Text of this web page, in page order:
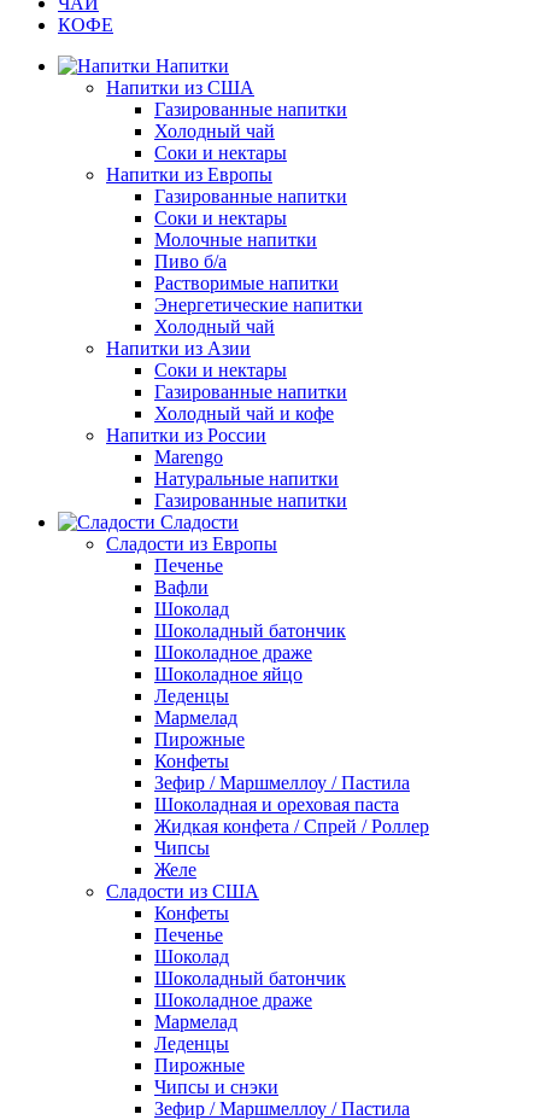
КОФЕ
Напитки
Напитки из США
Газированные напитки
Холодный чай
Соки и нектары
Напитки из Европы
Газированные напитки
Соки и нектары
Молочные напитки
Пиво б/а
Растворимые напитки
Энергетические напитки
Холодный чай
Напитки из Азии
Соки и нектары
Газированные напитки
Холодный чай и кофе
Напитки из России
Marengo
Натуральные напитки
Газированные напитки
Сладости
Сладости из Европы
Печенье
Вафли
Шоколад
Шоколадный батончик
Шоколадное драже
Шоколадное яйцо
Леденцы
Мармелад
Пирожные
Конфеты
Зефир / Маршмеллоу / Пастила
Шоколадная и ореховая паста
Жидкая конфета / Спрей / Роллер
Чипсы
Желе
Сладости из США
Конфеты
Печенье
Шоколад
Шоколадный батончик
Шоколадное драже
Мармелад
Леденцы
Пирожные
Чипсы и снэки
Зефир / Маршмеллоу / Пастила